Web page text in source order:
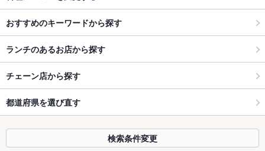
おすすめのキーワードから探す
ランチのあるお店から探す
チェーン店から探す
都道府県を選び直す
検索条件変更